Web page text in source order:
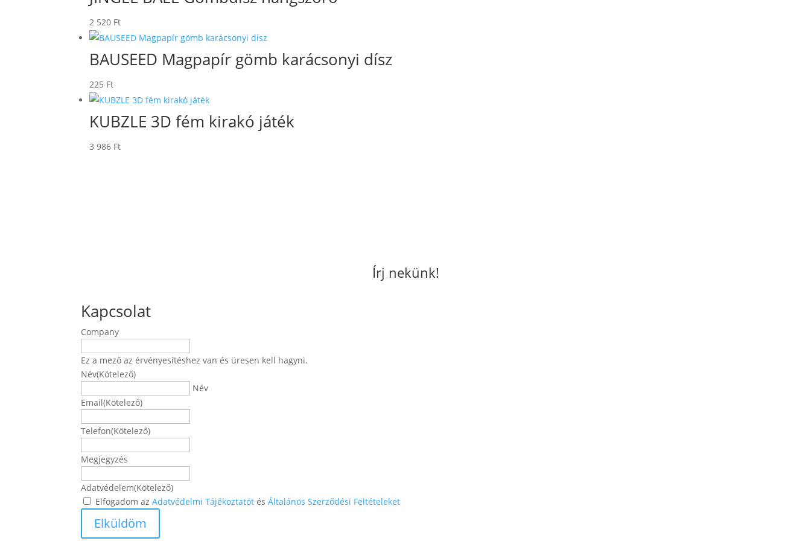
2 520 Ft
BAUSEED Magpapír gömb karácsonyi dísz
225 Ft
KUBZLE 3D fém kirakó játék
3 986 Ft
Írj nekünk!
Kapcsolat
Company
Ez a mező az érvényesítéshez van és üresen kell hagyni.
Név(Kötelező)
Név
Email(Kötelező)
Telefon(Kötelező)
Megjegyzés
Adatvédelem(Kötelező)
Elfogadom azAdatvédelmi Tájékoztatót ésÁltalános Szerződési Feltételeket